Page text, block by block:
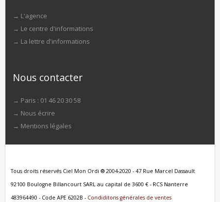
→ L'agence
→ Le centre d'informations
→ La lettre d'informations
Nous contacter
→ Paris : 01 46 20 30 58
→ Nous écrire
→ Mentions légales
Tous droits réservés Ciel Mon Ordi ® 2004-2020 - 47 Rue Marcel Dassault
92100 Boulogne Billancourt SARL au capital de 3600 € - RCS Nanterre
483964490 - Code APE 6202B - Condiditons générales de ventes